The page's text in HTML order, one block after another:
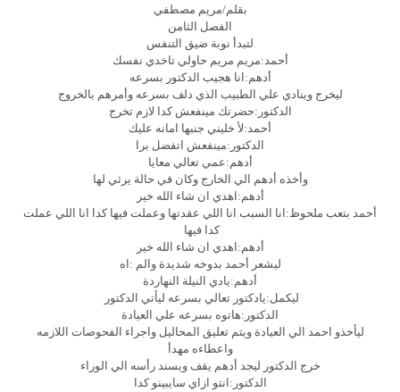
بقلم/مريم مصطفي
الفصل الثامن
لتبدأ نوبة ضيق التنفس
أحمد:مريم مريم حاولي تاخدي نفسك
أدهم:انا هجيب الدكتور بسرعه
ليخرج وينادي علي الطبيب الذي دلف بسرعه وأمرهم بالخروج
الدكتور:حضرتك مينفعش كدا لازم تخرج
أحمد:لأ خليني جنبها امانه عليك
الدكتور:مينفعش اتفضل برا
أدهم:عمي تعالي معايا
وأخذه أدهم الي الخارج وكان في حالة يرثي لها
أدهم:اهدي ان شاء الله خير
أحمد بتعب ملحوظ:انا السبب انا اللي عقدتها وعملت فيها كدا انا اللي عملت
كدا فيها
أدهم:اهدي ان شاء الله خير
ليشعر أحمد بدوخه شديدة والم :اه
أدهم:يادي النيلة النهاردة
ليكمل:يادكتور تعالي بسرعه ليأتي الدكتور
الدكتور:هاتوه بسرعه علي العيادة
ليأخذو احمد الي العيادة ويتم تعليق المحاليل واجراء الفحوصات اللازمه
واعطاءه مهدأ
خرج الدكتور ليجد أدهم يقف ويسند رأسه الي الوراء
الدكتور:انتو ازاي سايبينو كدا